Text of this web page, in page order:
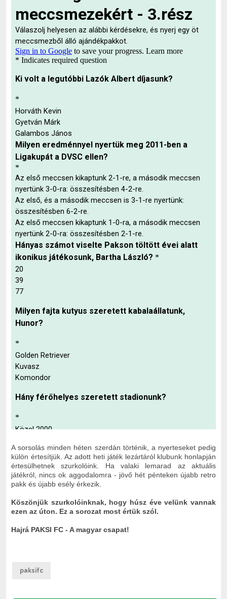
A sorsolás minden héten szerdán történik, a nyerteseket pedig
külön értesítjük. Az adott heti játék lezártáról klubunk honlapján
értesülhetnek szurkolóink. Ha valaki lemarad az aktuális
játékról, nincs ok aggodalomra - jövő hét pénteken újabb retro
pakk és újabb esély érkezik.
Köszönjük szurkolóinknak, hogy húsz éve velünk vannak
ezen az úton. Ez a sorozat most értük szól.
Hajrá PAKSI FC - A magyar csapat!
paksifc